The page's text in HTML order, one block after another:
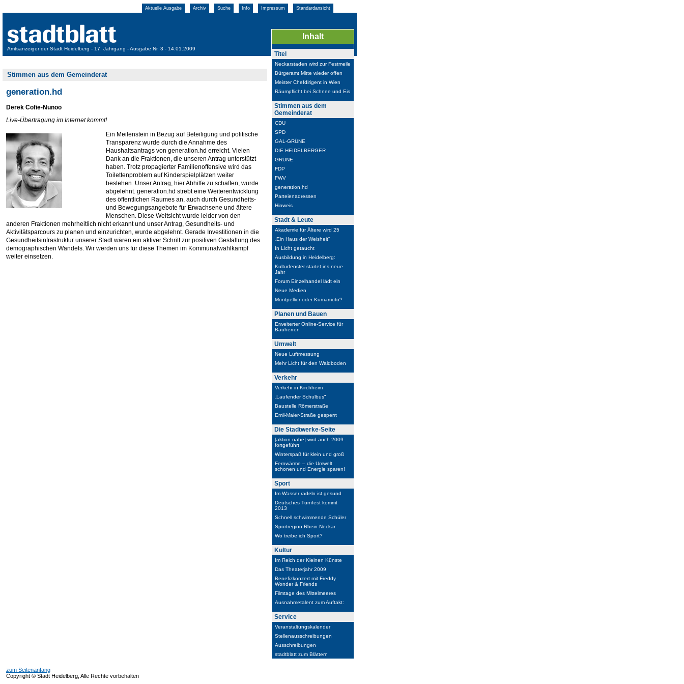
Aktuelle Ausgabe Archiv Suche Info Impressum Standardansicht
Amtsanzeiger der Stadt Heidelberg - 17. Jahrgang - Ausgabe Nr. 3 - 14.01.2009
Stimmen aus dem Gemeinderat
generation.hd
Derek Cofie-Nunoo
Live-Übertragung im Internet kommt!
Ein Meilenstein in Bezug auf Beteiligung und politische
Transparenz wurde durch die Annahme des
Haushaltsantrags von generation.hd erreicht. Vielen
Dank an die Fraktionen, die unseren Antrag unterstützt
haben. Trotz propagierter Familienoffensive wird das
Toilettenproblem auf Kinderspielplätzen weiter
bestehen. Unser Antrag, hier Abhilfe zu schaffen, wurde
abgelehnt. generation.hd strebt eine Weiterentwicklung
des öffentlichen Raumes an, auch durch Gesundheits-
und Bewegungsangebote für Erwachsene und ältere
Menschen. Diese Weitsicht wurde leider von den
anderen Fraktionen mehrheitlich nicht erkannt und unser Antrag, Gesundheits- und
Aktivitätsparcours zu planen und einzurichten, wurde abgelehnt. Gerade Investitionen in die
Gesundheitsinfrastruktur unserer Stadt wären ein aktiver Schritt zur positiven Gestaltung des
demographischen Wandels. Wir werden uns für diese Themen im Kommunalwahlkampf
weiter einsetzen.
Inhalt
Titel
Neckarstaden wird zur Festmeile
Bürgeramt Mitte wieder offen
Meister Chefdirigent in Wien
Räumpflicht bei Schnee und Eis
Stimmen aus dem
Gemeinderat
CDU
SPD
GAL-GRÜNE
DIE HEIDELBERGER
GRÜNE
FDP
FWV
generation.hd
Parteienadressen
Hinweis
Stadt & Leute
Akademie für Ältere wird 25
„Ein Haus der Weisheit“
In Licht getaucht
Ausbildung in Heidelberg:
Kulturfenster startet ins neue
Jahr
Forum Einzelhandel lädt ein
Neue Medien
Montpellier oder Kumamoto?
Planen und Bauen
Erweiterter Online-Service für
Bauherren
Umwelt
Neue Luftmessung
Mehr Licht für den Waldboden
Verkehr
Verkehr in Kirchheim
„Laufender Schulbus“
Baustelle Römerstraße
Emil-Maier-Straße gesperrt
Die Stadtwerke-Seite
[aktion nähe] wird auch 2009
fortgeführt
Winterspaß für klein und groß
Fernwärme – die Umwelt
schonen und Energie sparen!
Sport
Im Wasser radeln ist gesund
Deutsches Turnfest kommt
2013
Schnell schwimmende Schüler
Sportregion Rhein-Neckar
Wo treibe ich Sport?
Kultur
Im Reich der Kleinen Künste
Das Theaterjahr 2009
Benefizkonzert mit Freddy
Wonder & Friends
Filmtage des Mittelmeeres
Ausnahmetalent zum Auftakt:
Service
Veranstaltungskalender
Stellenausschreibungen
Ausschreibungen
stadtblatt zum Blättern
zum Seitenanfang
Copyright © Stadt Heidelberg, Alle Rechte vorbehalten